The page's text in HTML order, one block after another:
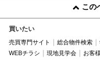
この
買いたい
売買専門サイト 総合物件検索
WEBチラシ
現地見学会 お客